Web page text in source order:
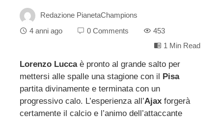
Redazione PianetaChampions
4 anni ago
0 Comments
453
1 Min Read
Lorenzo Luccaè pronto al grande salto per
mettersi alle spalle una stagione con il Pisa
partita divinamente e terminata con un
progressivo calo. L’esperienza all’Ajax forgerà
certamente il calcio e l’animo dell’attaccante